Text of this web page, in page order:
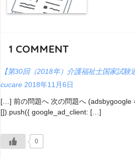
1 COMMENT
【第30回（2018年）介護福祉士国家試
cucare 2018年11月6日
[…] 前の問題へ 次の問題へ (adsbygoogle
[]).push({ google_ad_client: […]
0